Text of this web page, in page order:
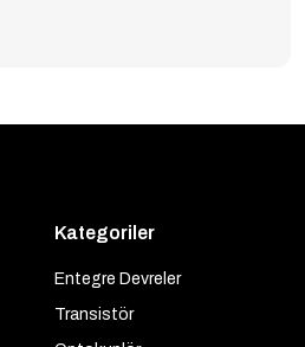
Kategoriler
Entegre Devreler
Transistör